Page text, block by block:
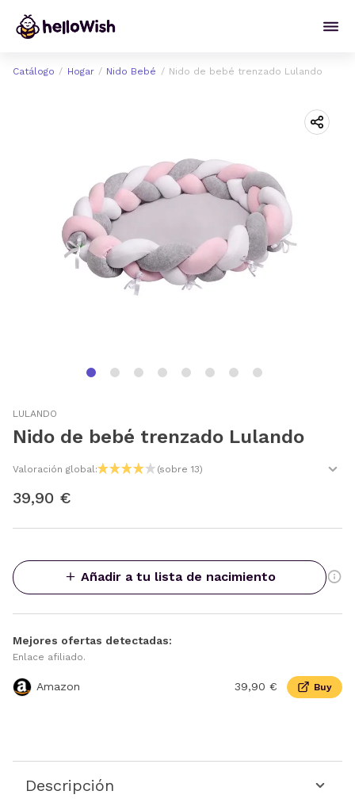
Catálogo Hogar Nido Bebé Nido de bebé trenzado Lulando
LULANDO
Nido de bebé trenzado Lulando
Valoración global: (sobre 13)
39,90 €
Añadir a tu lista de nacimiento
Mejores ofertas detectadas:
Enlace afiliado.
Amazon 39,90 € Buy
Descripción